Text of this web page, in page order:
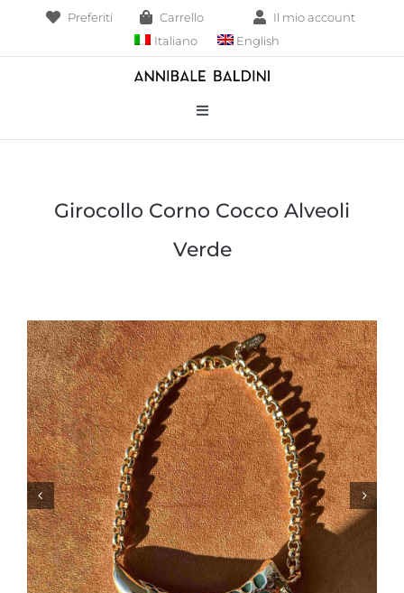
contenuto
Preferiti Carrello
Il mio account
Italiano
English
Toggle
Navigation
Collane
Pendenti
Anelli
Orecchini
Cinture
A.B.
Girocollo Corno Cocco Alveoli
Verde